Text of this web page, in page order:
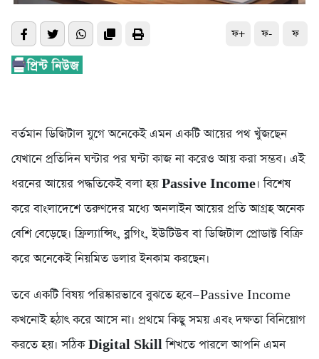
ফ+ ফ- ফ
বর্তমান ডিজিটাল যুগে অনেকেই এমন একটি আয়ের পথ খুঁজছেন
যেখানে প্রতিদিন ঘন্টার পর ঘন্টা কাজ না করেও আয় করা সম্ভব। এই
ধরনের আয়ের পদ্ধতিকেই বলা হয়Passive Income। বিশেষ
করে বাংলাদেশে তরুণদের মধ্যে অনলাইন আয়ের প্রতি আগ্রহ অনেক
বেশি বেড়েছে। ফ্রিল্যান্সিং, ব্লগিং, ইউটিউব বা ডিজিটাল প্রোডাক্ট বিক্রি
করে অনেকেই নিয়মিত ডলার ইনকাম করছেন।
তবে একটি বিষয় পরিষ্কারভাবে বুঝতে হবে—Passive Income
কখনোই হঠাৎ করে আসে না। প্রথমে কিছু সময় এবং দক্ষতা বিনিয়োগ
করতে হয়। সঠিকDigital Skillশিখতে পারলে আপনি এমন